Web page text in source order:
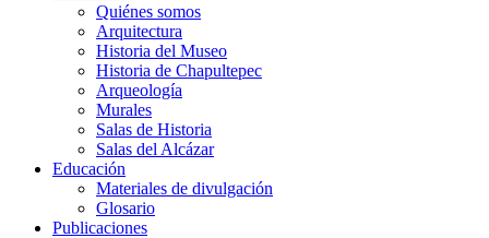
Quiénes somos
Arquitectura
Historia del Museo
Historia de Chapultepec
Arqueología
Murales
Salas de Historia
Salas del Alcázar
Educación
Materiales de divulgación
Glosario
Publicaciones